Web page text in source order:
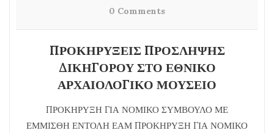
0 Comments
ΠΡΟΚΗΡΥΞΕΙΣ ΠΡΟΣΛΗΨΗΣ
ΔΙΚΗΓΟΡΟΥ ΣΤΟ ΕΘΝΙΚΟ
ΑΡΧΑΙΟΛΟΓΙΚΟ ΜΟΥΣΕΙΟ
ΠΡΟΚΗΡΥΞΗ ΓΙΑ ΝΟΜΙΚΟ ΣΥΜΒΟΥΛΟ ΜΕ
ΕΜΜΙΣΘΗ ΕΝΤΟΛΗ ΕΑΜ ΠΡΟΚΗΡΥΞΗ ΓΙΑ ΝΟΜΙΚΟ